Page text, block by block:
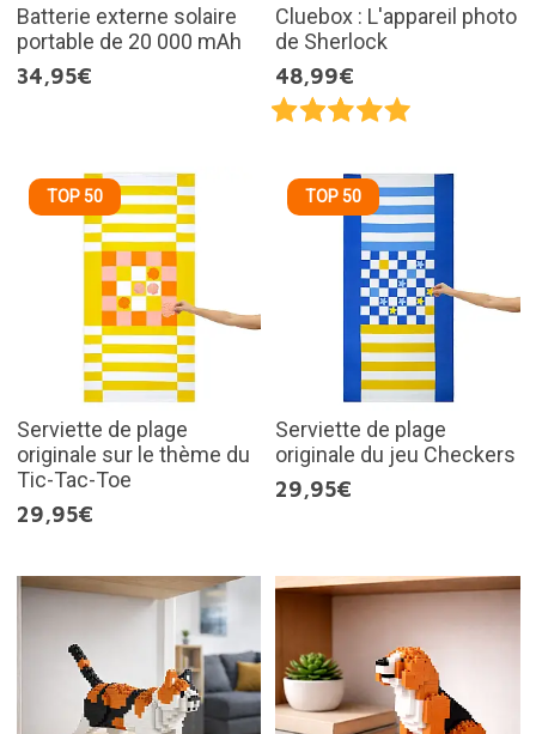
Batterie externe solaire
portable de 20 000 mAh
34,95€
Cluebox : L'appareil photo
de Sherlock
48,99€
TOP 50
Serviette de plage
originale sur le thème du
Tic-Tac-Toe
29,95€
TOP 50
Serviette de plage
originale du jeu Checkers
29,95€